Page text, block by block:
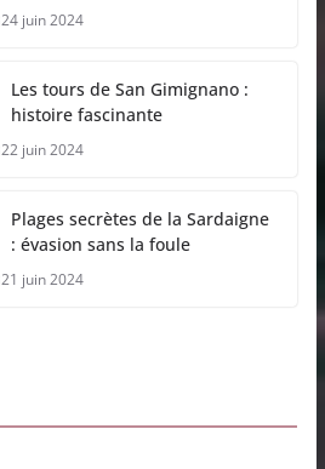
24 juin 2024
Les tours de San Gimignano :
histoire fascinante
22 juin 2024
Plages secrètes de la Sardaigne
: évasion sans la foule
21 juin 2024